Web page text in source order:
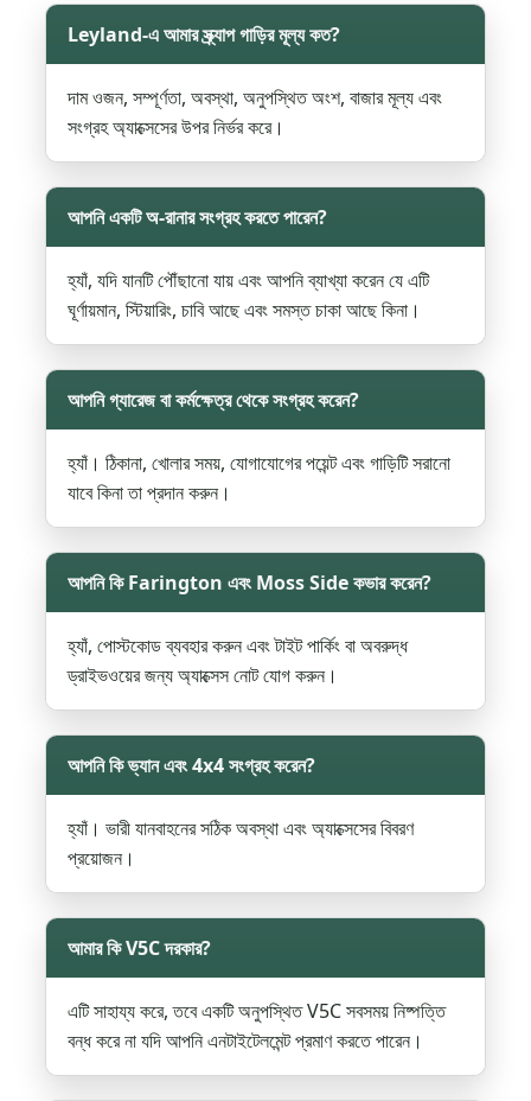
Leyland-এ আমার স্ক্র্যাপ গাড়ির মূল্য কত?
দাম ওজন, সম্পূর্ণতা, অবস্থা, অনুপস্থিত অংশ, বাজার মূল্য এবং
সংগ্রহ অ্যাক্সেসের উপর নির্ভর করে।
আপনি একটি অ-রানার সংগ্রহ করতে পারেন?
হ্যাঁ, যদি যানটি পৌঁছানো যায় এবং আপনি ব্যাখ্যা করেন যে এটি
ঘূর্ণায়মান, স্টিয়ারিং, চাবি আছে এবং সমস্ত চাকা আছে কিনা।
আপনি গ্যারেজ বা কর্মক্ষেত্র থেকে সংগ্রহ করেন?
হ্যাঁ। ঠিকানা, খোলার সময়, যোগাযোগের পয়েন্ট এবং গাড়িটি সরানো
যাবে কিনা তা প্রদান করুন।
আপনি কি Farington এবং Moss Side কভার করেন?
হ্যাঁ, পোস্টকোড ব্যবহার করুন এবং টাইট পার্কিং বা অবরুদ্ধ
ড্রাইভওয়ের জন্য অ্যাক্সেস নোট যোগ করুন।
আপনি কি ভ্যান এবং 4x4 সংগ্রহ করেন?
হ্যাঁ। ভারী যানবাহনের সঠিক অবস্থা এবং অ্যাক্সেসের বিবরণ
প্রয়োজন।
আমার কি V5C দরকার?
এটি সাহায্য করে, তবে একটি অনুপস্থিত V5C সবসময় নিষ্পত্তি
বন্ধ করে না যদি আপনি এনটাইটেলমেন্ট প্রমাণ করতে পারেন।